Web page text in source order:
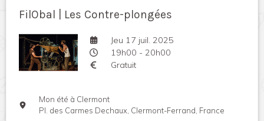
FilObal | Les Contre-plongées
Jeu 17 juil. 2025
19h00 - 20h00
Gratuit
Mon été à Clermont
Pl. des Carmes Dechaux, Clermont-Ferrand, France